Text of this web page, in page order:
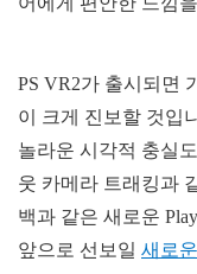
PS VR2가 출시되면
이 크게 진보할 것입
놀라운 시각적 충실
웃 카메라 트래킹과
백과 같은 새로운
앞으로 선보일 새로